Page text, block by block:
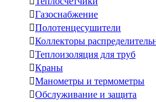
Газоснабжение
Полотенцесушители
Коллекторы
Теплоизоляция для труб
Краны
Манометры и термометры
Обслуживание и защита